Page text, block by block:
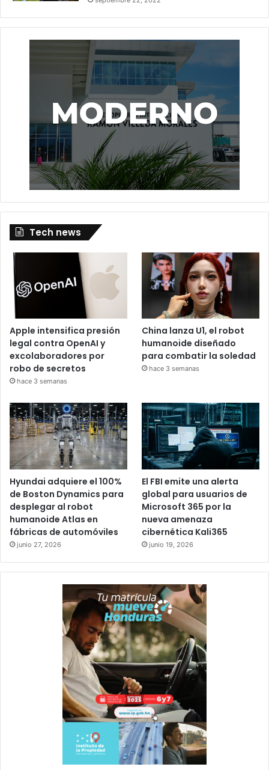
Tech news
Apple intensifica presión
legal contra OpenAI y
excolaboradores por
robo de secretos
hace 3 semanas
China lanza U1, el robot
humanoide diseñado
para combatir la soledad
hace 3 semanas
Hyundai adquiere el 100%
de Boston Dynamics para
desplegar al robot
humanoide Atlas en
fábricas de automóviles
junio 27, 2026
El FBI emite una alerta
global para usuarios de
Microsoft 365 por la
nueva amenaza
cibernética Kali365
junio 19, 2026